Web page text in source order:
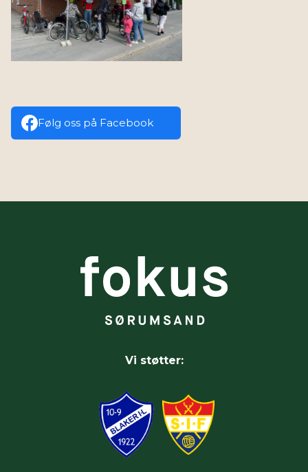
Følg oss på Facebook
Vi støtter: